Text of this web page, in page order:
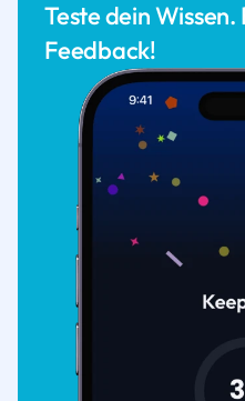
Teste dein
Feedback!